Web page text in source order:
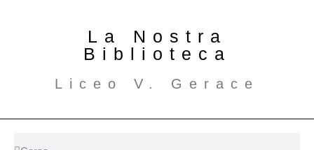
La Nostra
Biblioteca
Liceo V. Gerace